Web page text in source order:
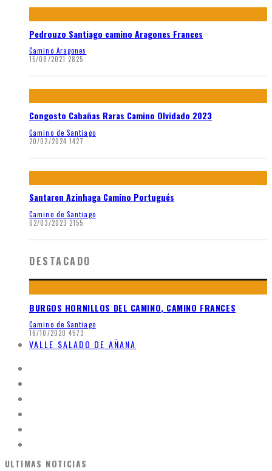
Pedrouzo Santiago camino Aragones Frances
Camino Aragones
15/08/2021 2825
Congosto Cabañas Raras Camino Olvidado 2023
Camino de Santiago
20/02/2024 1427
Santaren Azinhaga Camino Portugués
Camino de Santiago
02/03/2023 2155
DESTACADO
BURGOS HORNILLOS DEL CAMINO, CAMINO FRANCES
Camino de Santiago
16/10/2020 4573
VALLE SALADO DE AÑANA
ULTIMAS NOTICIAS